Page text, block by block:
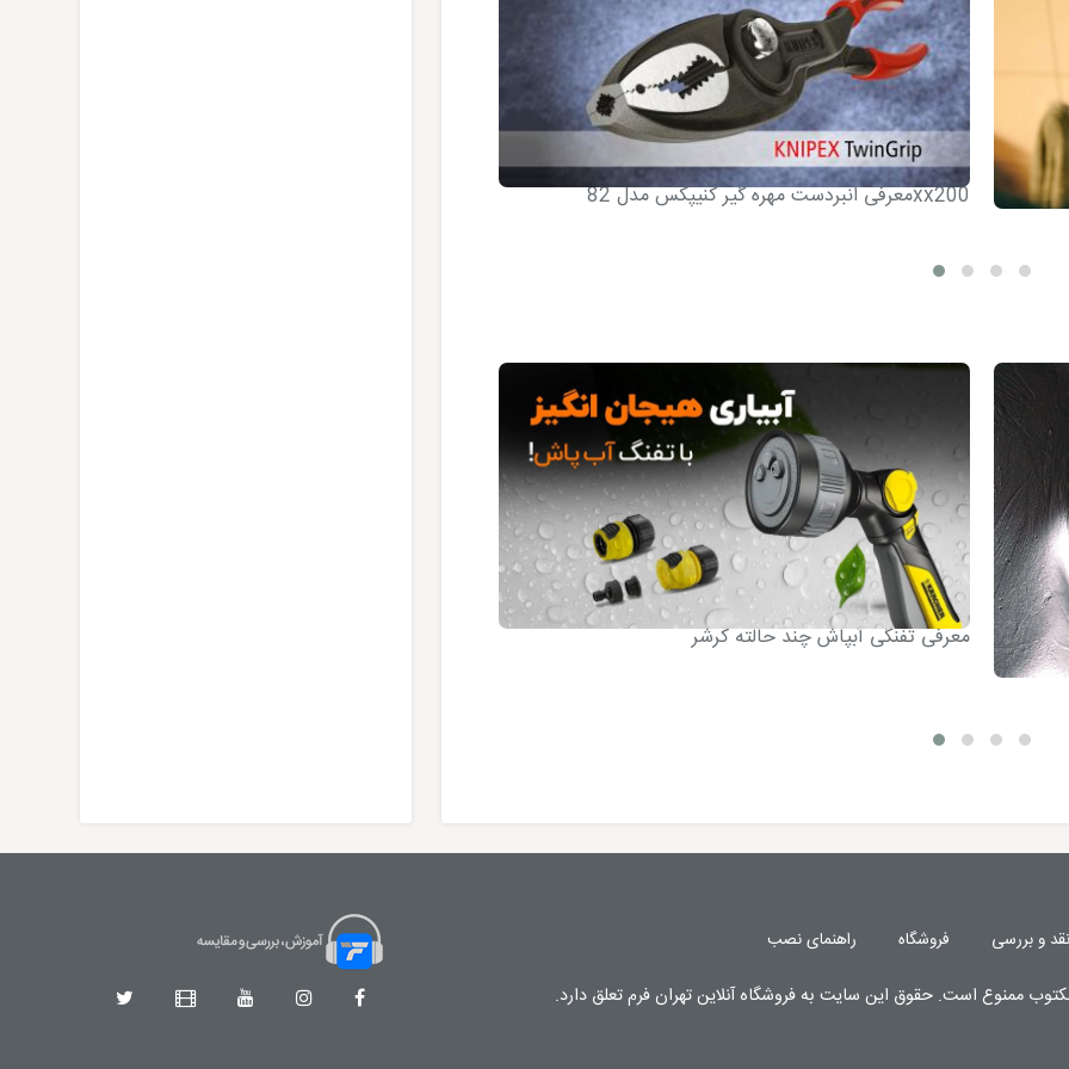
معرفی انبردست مهره گیر کنیپکس مدل 82xx200
معرفی تفنگی آبپاش چند حالته کرشر
نقد و بررسی فروشگاه راهنمای نصب
ممنوع است. حقوق این سایت به فروشگاه آنلاین تهران فرمتعلق دارد.